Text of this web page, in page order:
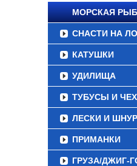
МОРСКАЯ
СНАСТИ НА
КАТУШКИ
УДИЛИЩА
ТУБУСЫ И
ЛЕСКИ И
ПРИМАНКИ
ГРУЗА/ДЖИГ-